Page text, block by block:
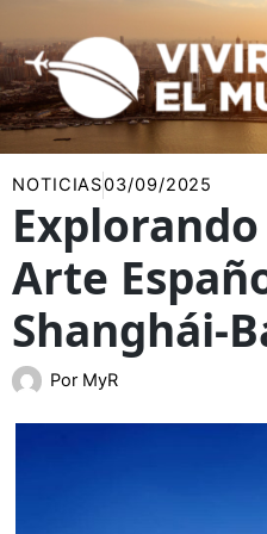
al
contenido
NOTICIAS03/09/2025
Arte
Shanghái-
Por MyR